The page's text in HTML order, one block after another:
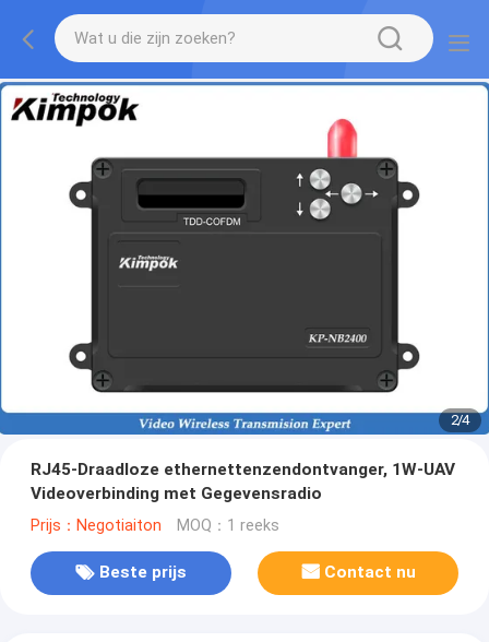
2/4
RJ45-Draadloze ethernettenzendontvanger, 1W-UAV
Videoverbinding met Gegevensradio
Prijs：Negotiaiton MOQ：1 reeks
Beste prijs Contact nu